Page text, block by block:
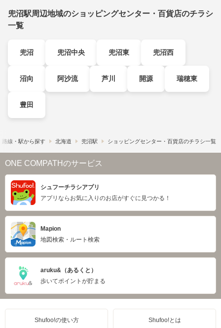
兜沼駅周辺地域のショッピングセンター・百貨店のチラシ
一覧
兜沼 兜沼中央 兜沼東 兜沼西
沼向 阿沙流 芦川 開源 瑞穂東
豊田
路線・駅から探す 北海道 兜沼駅 ショッピングセンター・百貨店のチラシ一覧
ONE COMPATHのサービス
シュフーチラシアプリ
アプリならお気に入りのお店がすぐに見つかる！
Mapion
地図検索・ルート検索
aruku&（あるくと）
歩いてポイントが貯まる
Shufoo!の使い方 Shufoo!とは